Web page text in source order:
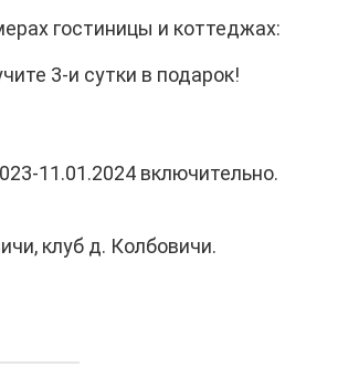
гостиницы и коттеджах:
3-и сутки в подарок!
11.01.2024 включительно.
клуб д. Колбовичи.